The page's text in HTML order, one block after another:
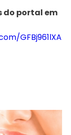
do portal em
GFBj961lXA